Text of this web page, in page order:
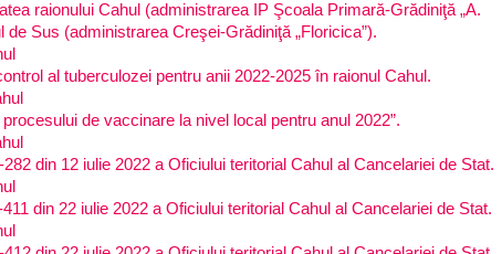
raionului Cahul (administrarea IP Şcoala Primară-Grădiniţă „A.
Sus (administrarea Creşei-Grădiniţă „Floricica”).
al tuberculozei pentru anii 2022-2025 în raionul Cahul.
de vaccinare la nivel local pentru anul 2022”.
din 12 iulie 2022 a Oficiului teritorial Cahul al Cancelariei de Stat.
din 22 iulie 2022 a Oficiului teritorial Cahul al Cancelariei de Stat.